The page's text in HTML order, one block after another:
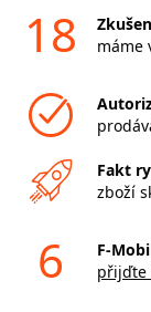
18
máme
Fakt
zboží
6
F-
přijďte